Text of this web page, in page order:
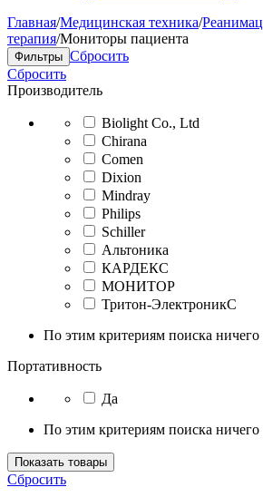
Главная/Медицинская техника/
терапия/Мониторы пациента
Фильтры Сбросить
Сбросить
Производитель
Biolight Co., Ltd
Chirana
Comen
Dixion
Mindray
Philips
Schiller
Альтоника
КАРДЕКС
МОНИТОР
Тритон-ЭлектроникС
По этим критериям поиска ничего
Портативность
Да
По этим критериям поиска ничего
Показать товары
Сбросить